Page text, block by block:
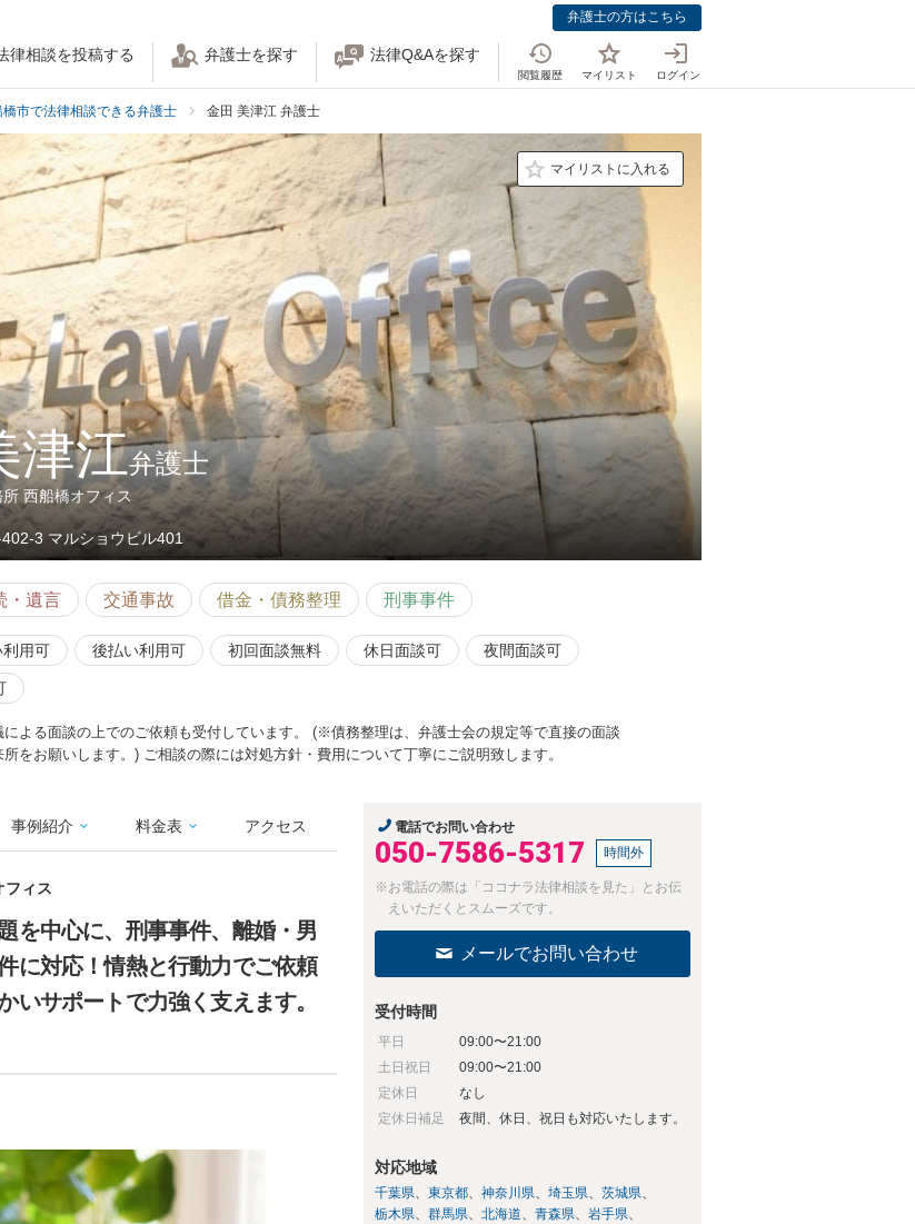
弁護士の方はこちら
律相談を投稿する 弁護士を探す 法律Q&Aを探す
閲覧履歴 マイリスト ログイン
橋市で法律相談できる弁護士 金田 美津江 弁護士
マイリストに入れる
津江弁護士
西船橋オフィス
3 マルショウビル401
・遺言 交通事故 借金・債務整理 刑事事件
用可 後払い利用可 初回面談無料 休日面談可 夜間面談可
よる面談の上でのご依頼も受付しています。 (※債務整理は、弁護士会の規定等で直接の面談
をお願いします。) ご相談の際には対処方針・費用について丁寧にご説明致します。
事例紹介 料金表 アクセス
フィス
を中心に、刑事事件、離婚・男
に対応！情熱と行動力でご依頼
いサポートで力強く支えます。
電話でお問い合わせ
050-7586-5317 時間外
※お電話の際は「ココナラ法律相談を見た」とお伝
えいただくとスムーズです。
メールでお問い合わせ
受付時間
平日
09:00〜21:00
土日祝日
09:00〜21:00
定休日
なし
定休日補足
夜間、休日、祝日も対応いたします。
対応地域
千葉県 東京都 神奈川県 埼玉県
茨城県
栃木県
群馬県 北海道 青森県
岩手県